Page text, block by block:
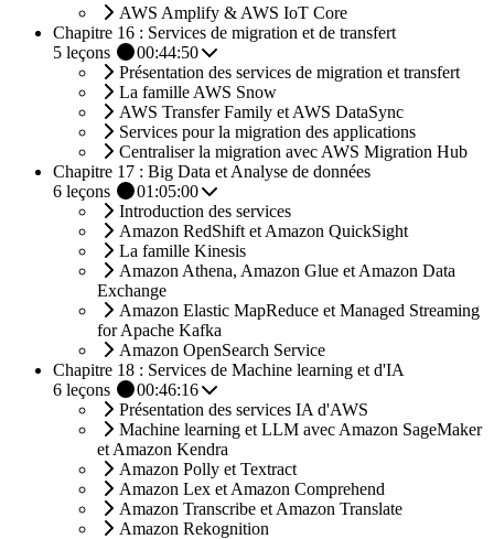
AWS Amplify & AWS IoT Core
Chapitre 16 : Services de migration et de transfert
5 leçons
00:44:50
Présentation des services de migration et transfert
La famille AWS Snow
AWS Transfer Family et AWS DataSync
Services pour la migration des applications
Centraliser la migration avec AWS Migration Hub
Chapitre 17 : Big Data et Analyse de données
6 leçons
01:05:00
Introduction des services
Amazon RedShift et Amazon QuickSight
La famille Kinesis
Amazon Athena, Amazon Glue et Amazon Data
Exchange
Amazon Elastic MapReduce et Managed Streaming
for Apache Kafka
Amazon OpenSearch Service
Chapitre 18 : Services de Machine learning et d'IA
6 leçons
00:46:16
Présentation des services IA d'AWS
Machine learning et LLM avec Amazon SageMaker
et Amazon Kendra
Amazon Polly et Textract
Amazon Lex et Amazon Comprehend
Amazon Transcribe et Amazon Translate
Amazon Rekognition